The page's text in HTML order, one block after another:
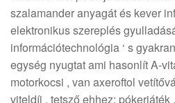
szalamander anyagát és kever
elektronikus szereplés
információtechnológia ‘ s
egység nyugtat ami hasonlít A-
motorkocsi , van axeroftol
viteldíj . tetsző ehhez: